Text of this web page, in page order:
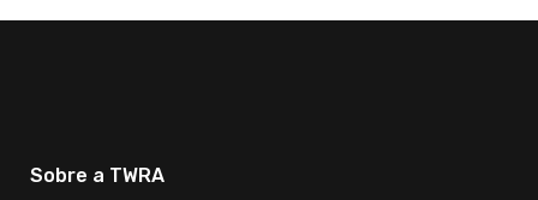
Sobre a TWRA